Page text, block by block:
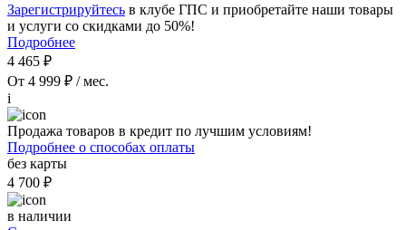
Зарегистрируйтесь в клубе ГПС и приобретайте наши товары
и услуги со скидками до 50%!
Подробнее
4 465 ₽
От 4 999 ₽ / мес.
i
Продажа товаров в кредит по лучшим условиям!
Подробнее о способах оплаты
без карты
4 700 ₽
в наличии